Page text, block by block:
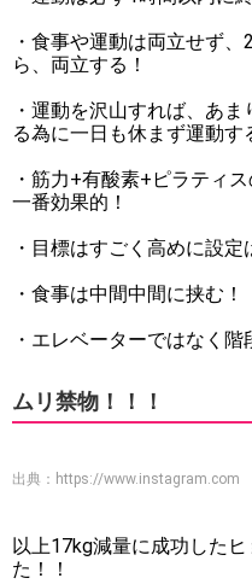
・食事や運動は両立せず
ら、両立する！
・運動を沢山すれば、あ
る為に一日も休まず運動す
・筋力+有酸素+ピラティ
一番効果的！
・目標はすごく高めに設定
・食事は中間中間に挟む！
・エレベーターではなく階
ムリ禁物！！！
出典： https://www.instagram.com
以上17kg減量に成功した
た！！